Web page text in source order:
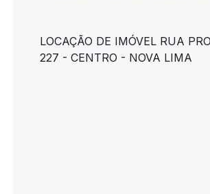
LOCAÇÃO DE IMÓVEL RUA
227 - CENTRO - NOVA LIMA